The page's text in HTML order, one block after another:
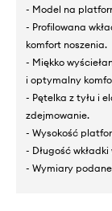
- Model na
- Profilowana
komfort noszenia.
- Miękko
i optymalny
- Pętelka z tyłu i
zdejmowanie.
- Wysokość
- Długość
- Wymiary